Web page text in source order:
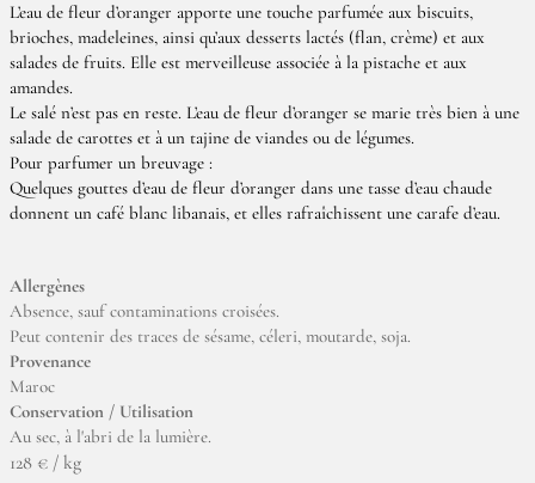
L’eau de fleur d’oranger apporte une touche parfumée aux biscuits,
brioches, madeleines, ainsi qu’aux desserts lactés (flan, crème) et aux
salades de fruits. Elle est merveilleuse associée à la pistache et aux
amandes.
Le salé n’est pas en reste. L’eau de fleur d’oranger se marie très bien à une
salade de carottes et à un tajine de viandes ou de légumes.
Pour parfumer un breuvage :
Quelques gouttes d’eau de fleur d’oranger dans une tasse d’eau chaude
donnent un café blanc libanais, et elles rafraîchissent une carafe d’eau.
Allergènes
Absence, sauf contaminations croisées.
Peut contenir des traces de sésame, céleri, moutarde, soja.
Provenance
Maroc
Conservation / Utilisation
Au sec, à l'abri de la lumière.
128 € / kg